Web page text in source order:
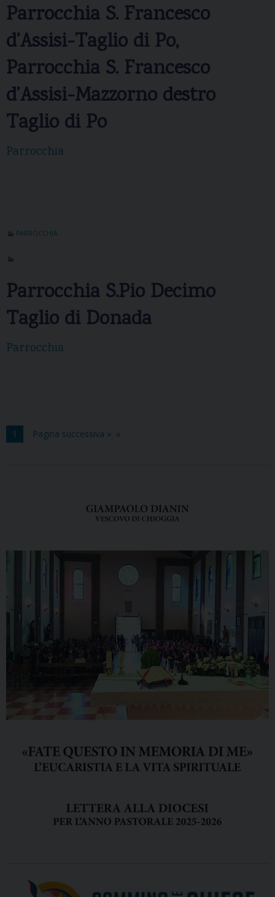
Parrocchia S. Francesco
d’Assisi-Taglio di Po,
Parrocchia S. Francesco
d’Assisi-Mazzorno destro
Taglio di Po
Parrocchia
PARROCCHIA
Parrocchia S.Pio Decimo
Taglio di Donada
Parrocchia
1 Pagina successiva »